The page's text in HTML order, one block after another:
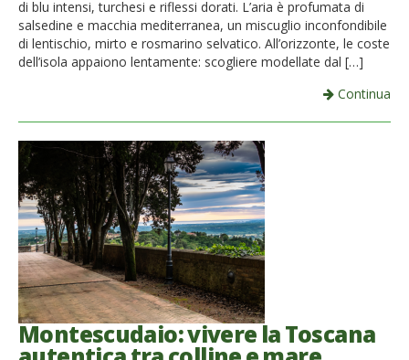
di blu intensi, turchesi e riflessi dorati. L’aria è profumata di
salsedine e macchia mediterranea, un miscuglio inconfondibile
di lentischio, mirto e rosmarino selvatico. All’orizzonte, le coste
dell’isola appaiono lentamente: scogliere modellate dal […]
Continua
Montescudaio: vivere la Toscana